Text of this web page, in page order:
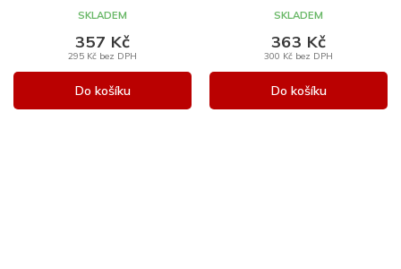
SKLADEM
295 Kč bez DPH
357 Kč
Do košíku
SKLADEM
300 Kč bez DPH
363 Kč
Do košíku